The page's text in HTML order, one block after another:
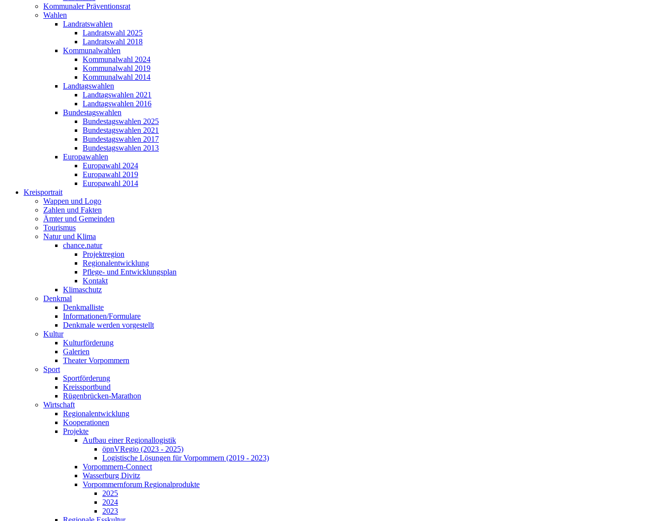
Kommunaler Präventionsrat
Wahlen
Landratswahlen
Landratswahl 2025
Landratswahl 2018
Kommunalwahlen
Kommunalwahl 2024
Kommunalwahl 2019
Kommunalwahl 2014
Landtagswahlen
Landtagswahlen 2021
Landtagswahlen 2016
Bundestagswahlen
Bundestagswahlen 2025
Bundestagswahlen 2021
Bundestagswahlen 2017
Bundestagswahlen 2013
Europawahlen
Europawahl 2024
Europawahl 2019
Europawahl 2014
Kreisportrait
Wappen und Logo
Zahlen und Fakten
Ämter und Gemeinden
Tourismus
Natur und Klima
chance.natur
Projektregion
Regionalentwicklung
Pflege- und Entwicklungsplan
Kontakt
Klimaschutz
Denkmal
Denkmalliste
Informationen/Formulare
Denkmale werden vorgestellt
Kultur
Kulturförderung
Galerien
Theater Vorpommern
Sport
Sportförderung
Kreissportbund
Rügenbrücken-Marathon
Wirtschaft
Regionalentwicklung
Kooperationen
Projekte
Aufbau einer Regionallogistik
öpnVRegio (2023 - 2025)
Logistische Lösungen­ für Vorpommern (2019 - 2023)
Vorpommern-Connect
Wasserburg Divitz
Vorpommernforum Regionalprodukte
2025
2024
2023